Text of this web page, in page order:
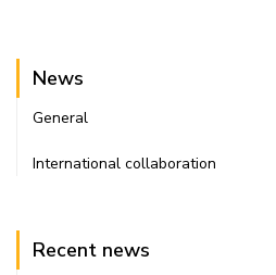
News
General
International collaboration
Recent news